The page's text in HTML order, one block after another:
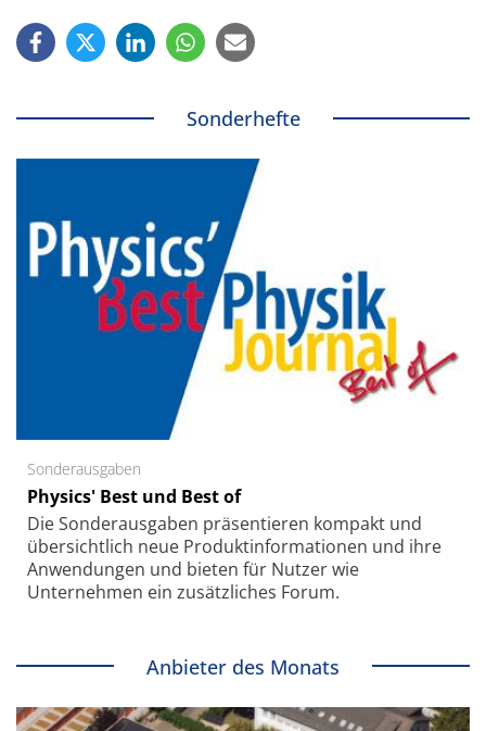
Sonderhefte
Sonderausgaben
Physics' Best und Best of
Die Sonder­ausgaben präsentieren kompakt und
übersichtlich neue Produkt­informationen und ihre
Anwendungen und bieten für Nutzer wie
Unternehmen ein zusätzliches Forum.
Anbieter des Monats